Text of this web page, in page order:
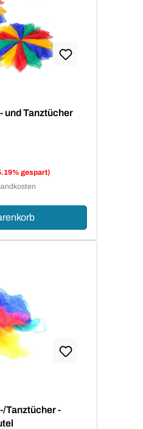
und Tanztücher
gespart)
Tanztücher -